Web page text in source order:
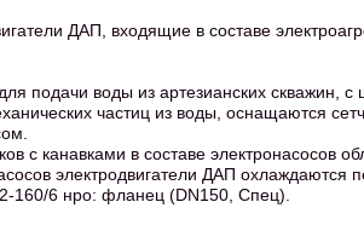
ДАП, входящие в составе
подачи воды из артезианских скважин,
частиц из воды, оснащаются
с канавками в составе электронасосов
электродвигатели ДАП охлаждаются
160/6 нро: фланец (DN150, Спец).